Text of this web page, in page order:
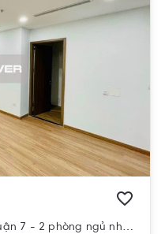
Cho thuê căn hộ Eco Green Quận 7 - 2 phòng ngủ nhà trống